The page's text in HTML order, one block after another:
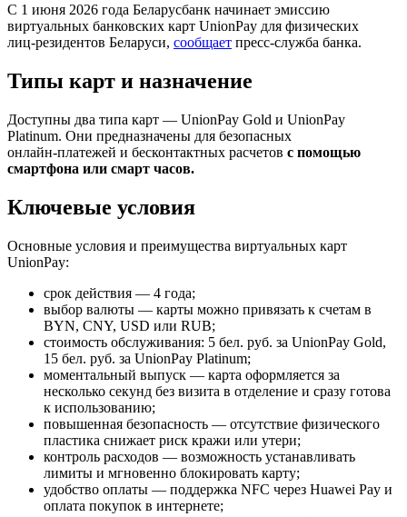
С 1 июня 2026 года Беларусбанк начинает эмиссию
виртуальных банковских карт UnionPay для физических
лиц‑резидентов Беларуси, сообщает пресс‑служба банка.
Типы карт и назначение
Доступны два типа карт — UnionPay Gold и UnionPay
Platinum. Они предназначены для безопасных
онлайн‑платежей и бесконтактных расчетов с помощью
смартфона или смарт часов.
Ключевые условия
Основные условия и преимущества виртуальных карт
UnionPay:
срок действия — 4 года;
выбор валюты — карты можно привязать к счетам в
BYN, CNY, USD или RUB;
стоимость обслуживания: 5 бел. руб. за UnionPay Gold,
15 бел. руб. за UnionPay Platinum;
моментальный выпуск — карта оформляется за
несколько секунд без визита в отделение и сразу готова
к использованию;
повышенная безопасность — отсутствие физического
пластика снижает риск кражи или утери;
контроль расходов — возможность устанавливать
лимиты и мгновенно блокировать карту;
удобство оплаты — поддержка NFC через Huawei Pay и
оплата покупок в интернете;